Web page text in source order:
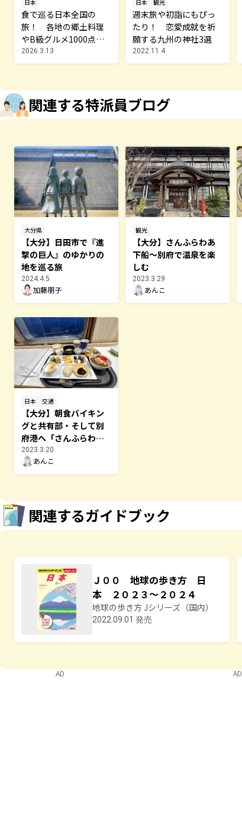
日本
食で巡る日本全国の
旅！ 各地の郷土料理
やB級グルメ1000点以
上が1冊に！
2026.3.13
日本 観光
週末旅や初詣にもぴっ
たり！ 恋愛成就を祈
願する九州の神社3選
2022.11.4
関連する特派員ブログ
大分県
【大分】日田市で『進
撃の巨人』のゆかりの
地を巡る旅
2024.4.5
加藤朋子
観光
【大分】さんふらわあ
下船～別府で温泉を楽
しむ
2023.3.29
あんこ
日本 交通
【大分】朝食バイキン
グと共有部・そして別
府港へ「さんふらわあ
くれない」
2023.3.20
あんこ
関連するガイドブック
Ｊ００ 地球の歩き方 日
本 ２０２３～２０２４
地球の歩き方 Jシリーズ（国内）
2022.09.01 発売
AD AD